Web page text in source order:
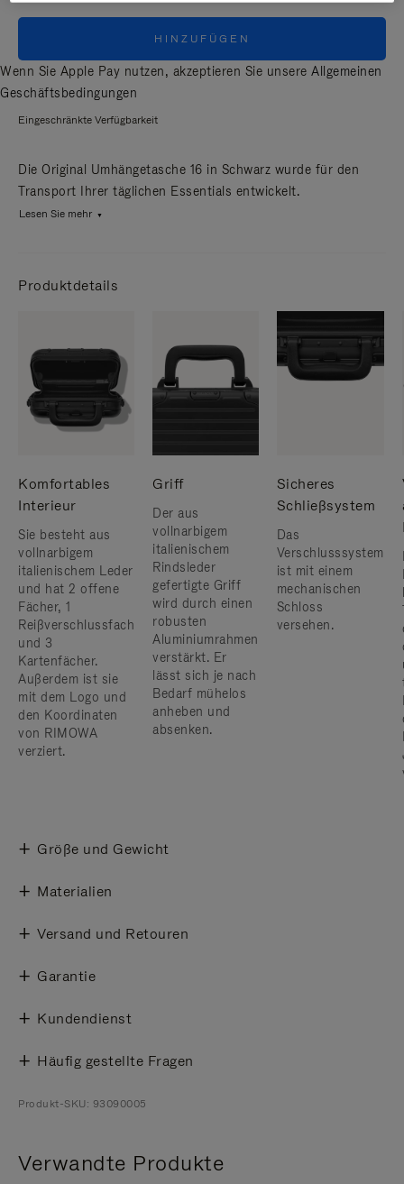
HINZUFÜGEN
Wenn Sie Apple Pay nutzen, akzeptieren Sie unsere Allgemeinen
Geschäftsbedingungen
Eingeschränkte Verfügbarkeit
Die Original Umhängetasche 16 in Schwarz wurde für den
Transport Ihrer täglichen Essentials entwickelt.
Lesen Sie mehr
Produktdetails
Komfortables
Interieur
Sie besteht aus
vollnarbigem
italienischem Leder
und hat 2 offene
Fächer, 1
Reißverschlussfach
und 3
Kartenfächer.
Außerdem ist sie
mit dem Logo und
den Koordinaten
von RIMOWA
verziert.
Griff
Der aus
vollnarbigem
italienischem
Rindsleder
gefertigte Griff
wird durch einen
robusten
Aluminiumrahmen
verstärkt. ​Er
lässt sich je nach
Bedarf mühelos
anheben und
absenken.
Sicheres
Schließsystem
Das
Verschlusssystem
ist mit einem
mechanischen
Schloss
versehen.
Größe und Gewicht
Materialien
Versand und Retouren
Garantie
Kundendienst
Häufig gestellte Fragen
Produkt-SKU: 93090005
Verwandte Produkte